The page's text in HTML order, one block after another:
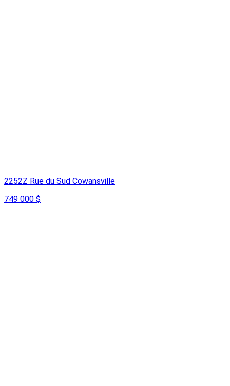
2252Z Rue du Sud Cowansville
749 000 $